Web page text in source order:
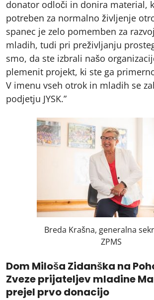
donator odloči in donira material,
potreben za normalno življenje
spanec je zelo pomemben za
mladih, tudi pri preživljanju
smo, da ste izbrali našo
plemenit projekt, ki ste ga
V imenu vseh otrok in mladih se
podjetju JYSK.”
Breda Krašna, generalna
ZPMS
Dom Miloša Zidanška na
Zveze prijateljev mladine
prejel prvo donacijo